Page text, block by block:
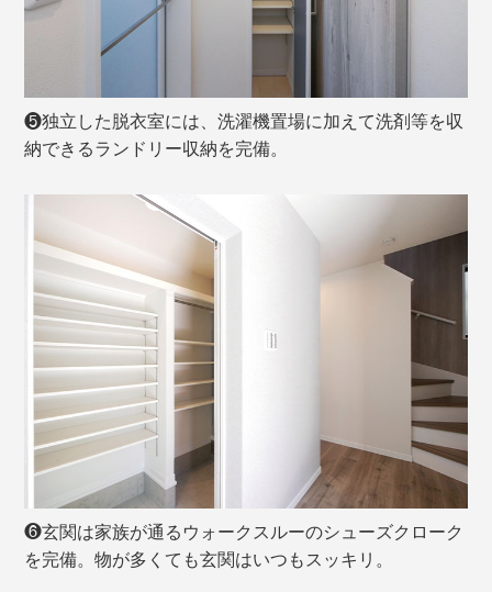
❺独立した脱衣室には、洗濯機置場に加えて洗剤等を収
納できるランドリー収納を完備。
❻玄関は家族が通るウォークスルーのシューズクローク
を完備。物が多くても玄関はいつもスッキリ。